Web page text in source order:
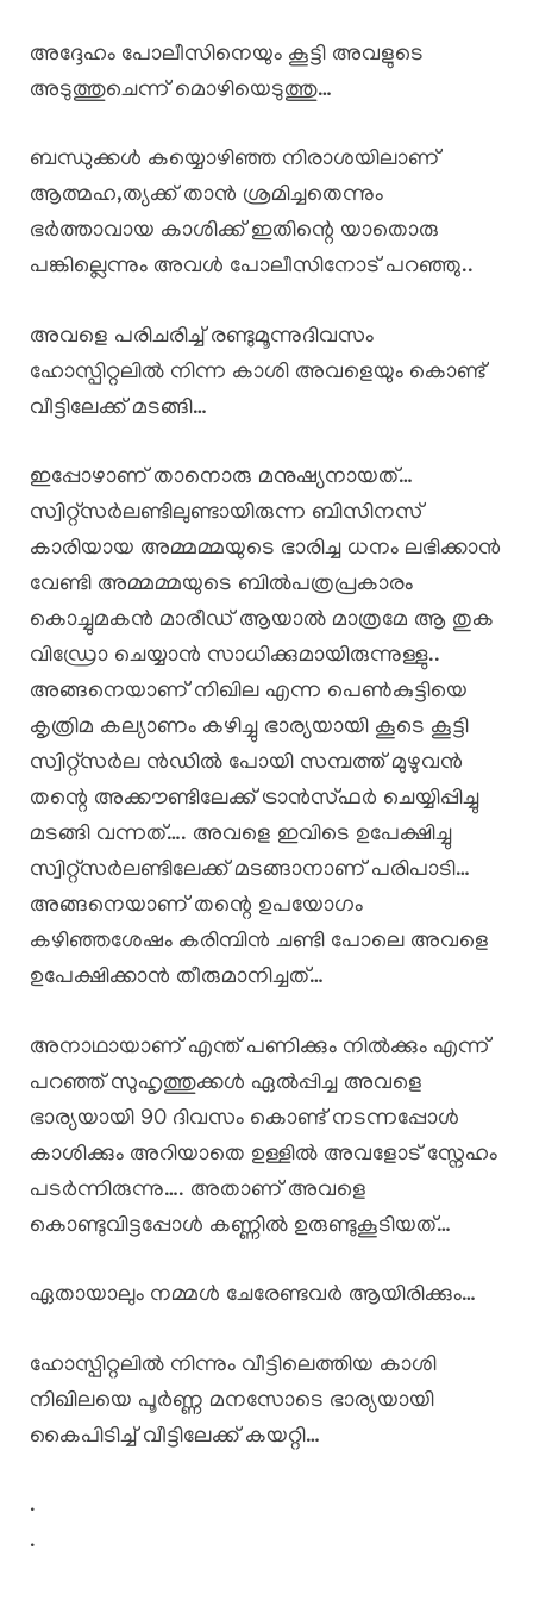
അദ്ദേഹം പോലീസിനെയും കൂട്ടി അവളുടെ
അടുത്തുചെന്ന് മൊഴിയെടുത്തു…
ബന്ധുക്കൾ കയ്യൊഴിഞ്ഞ നിരാശയിലാണ്
ആത്മഹ,ത്യക്ക് താൻ ശ്രമിച്ചതെന്നും
ഭർത്താവായ കാശിക്ക് ഇതിന്റെ യാതൊരു
പങ്കില്ലെന്നും അവൾ പോലീസിനോട് പറഞ്ഞു..
അവളെ പരിചരിച്ച് രണ്ടുമൂന്നുദിവസം
ഹോസ്പിറ്റലിൽ നിന്ന കാശി അവളെയും കൊണ്ട്
വീട്ടിലേക്ക് മടങ്ങി…
ഇപ്പോഴാണ് താനൊരു മനുഷ്യനായത്…
സ്വിറ്റ്സർലണ്ടിലുണ്ടായിരുന്ന ബിസിനസ്
കാരിയായ അമ്മമ്മയുടെ ഭാരിച്ച ധനം ലഭിക്കാൻ
വേണ്ടി അമ്മമ്മയുടെ ബിൽപത്രപ്രകാരം
കൊച്ചുമകൻ മാരീഡ് ആയാൽ മാത്രമേ ആ തുക
വിഡ്രോ ചെയ്യാൻ സാധിക്കുമായിരുന്നുള്ളു..
അങ്ങനെയാണ് നിഖില എന്ന പെൺകുട്ടിയെ
കൃത്രിമ കല്യാണം കഴിച്ചു ഭാര്യയായി കൂടെ കൂട്ടി
സ്വിറ്റ്സർല ൻഡിൽ പോയി സമ്പത്ത് മുഴുവൻ
തന്റെ അക്കൗണ്ടിലേക്ക് ട്രാൻസ്ഫർ ചെയ്യിപ്പിച്ചു
മടങ്ങി വന്നത്…. അവളെ ഇവിടെ ഉപേക്ഷിച്ചു
സ്വിറ്റ്സർലണ്ടിലേക്ക് മടങ്ങാനാണ് പരിപാടി…
അങ്ങനെയാണ് തന്റെ ഉപയോഗം
കഴിഞ്ഞശേഷം കരിമ്പിൻ ചണ്ടി പോലെ അവളെ
ഉപേക്ഷിക്കാൻ തീരുമാനിച്ചത്…
അനാഥായാണ് എന്ത് പണിക്കും നിൽക്കും എന്ന്
പറഞ്ഞ് സുഹൃത്തുക്കൾ ഏൽപ്പിച്ച അവളെ
ഭാര്യയായി 90 ദിവസം കൊണ്ട് നടന്നപ്പോൾ
കാശിക്കും അറിയാതെ ഉള്ളിൽ അവളോട് സ്നേഹം
പടർന്നിരുന്നു…. അതാണ് അവളെ
കൊണ്ടുവിട്ടപ്പോൾ കണ്ണിൽ ഉരുണ്ടുകൂടിയത്…
ഏതായാലും നമ്മൾ ചേരേണ്ടവർ ആയിരിക്കും…
ഹോസ്പിറ്റലിൽ നിന്നും വീട്ടിലെത്തിയ കാശി
നിഖിലയെ പൂർണ്ണ മനസോടെ ഭാര്യയായി
കൈപിടിച്ച് വീട്ടിലേക്ക് കയറ്റി…
.
.